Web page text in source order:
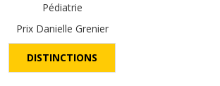
Pédiatrie
Prix Danielle Grenier
DISTINCTIONS